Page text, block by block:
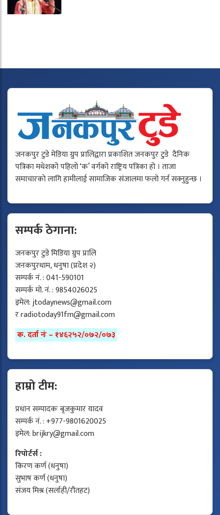
जनकपुर टुडे मेडिया ग्रुप प्रालिद्वारा प्रकाशित जनकपुर टुडे दैनिक
पत्रिका मधेशको पहिलो ‘क’ वर्गको राष्ट्रिय पत्रिका हो । ताजा
समाचारको लागि हामीलाई सामाजिक संजालमा फलो गर्न सक्नुहुन्छ ।
सम्पर्क ठेगाना:
जनकपुर टुडे मिडिया ग्रुप प्रालि
जनकपुरधाम, धनुषा (प्रदेश २)
सम्पर्क नं. : 041-590101
सम्पर्क मो. नं. : 9854026025
इमेल:jtodaynews@gmail.com
रradiotoday91fm@gmail.com
क. दर्ता नंः – १४६२५२/०७२/०७३
हाम्रो टीम:
प्रधान सम्पादकः बृजकुमार यादव
सम्पर्क नं. : +977-9801620025
इमेल:brijkry@gmail.com
रिपोर्टर्स :
किरण कर्ण (धनुषा)
सुभाष कर्ण (धनुषा)
संजय मिश्र (सर्लाही/रौतहट)